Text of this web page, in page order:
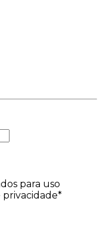
para uso